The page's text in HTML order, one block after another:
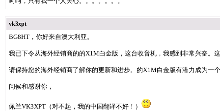
vk3xpt
BG8HT，你好来自澳大利亚。
我已下令从海外经销商的的X1M白金版，这台收音机，我感到非常兴奋。
请保持您的海外经销商了解你的更新和进步。的X1M白金版有潜力成为一
问候和感谢你，
佩兰VK3XPT（对不起，我的中国翻译不好！）